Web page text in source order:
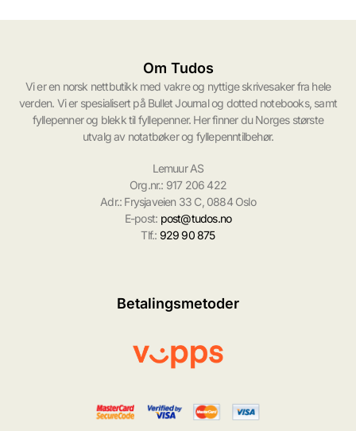
Om Tudos
Vi er en norsk nettbutikk med vakre og nyttige skrivesaker fra hele
verden. Vi er spesialisert på Bullet Journal og dotted notebooks, samt
fyllepenner og blekk til fyllepenner. Her finner du Norges største
utvalg av notatbøker og fyllepenntilbehør.
Lemuur AS
Org.nr.: 917 206 422
Adr.: Frysjaveien 33 C, 0884 Oslo
E-post: post@tudos.no
Tlf.: 929 90 875
Betalingsmetoder